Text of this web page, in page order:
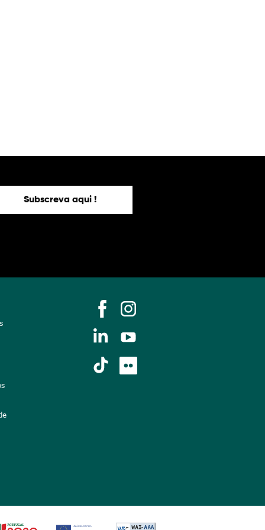
Subscreva aqui !